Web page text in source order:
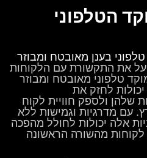
הטלפוני
בענן מאובטח ומבוזר
את התקשורת עם הלקוחות
טלפוני מאובטח ומבוזר
לחזק את
שלהן ולספק חוויית לקוח
עם מדרגיות וגמישות ללא
אלה יכולות לחולל מהפכה
מהשורה הראשונה